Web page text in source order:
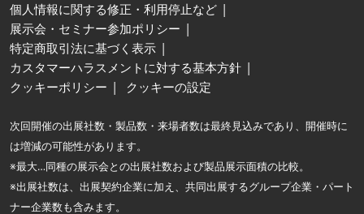
個人情報に関する修正・利用停止など
展示会・セミナー参加ポリシー
特定商取引法に基づく表示
カスタマーハラスメントに対する基本方針
クッキーポリシー
クッキーの設定
次回開催の出展社数・製品数・来場者数は最終見込みであり、開催時に
は増減の可能性があります。
※最大…同種の展示会との出展社数および製品展示面積の比較。
※出展社数は、出展契約企業に加え、共同出展するグループ企業・パート
ナー企業数も含みます。